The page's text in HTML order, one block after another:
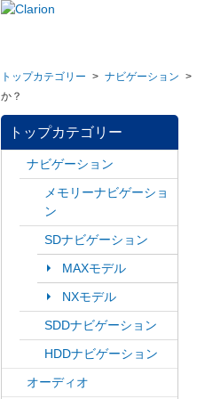
トップカテゴリー > ナビゲーション >
か？
トップカテゴリー
ナビゲーション
メモリーナビゲーショ
ン
SDナビゲーション
MAXモデル
NXモデル
SDDナビゲーション
HDDナビゲーション
オーディオ